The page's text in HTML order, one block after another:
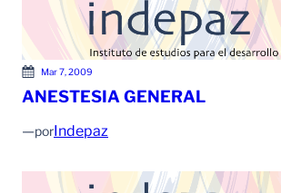
Mar 7, 2009
ANESTESIA GENERAL
—porIndepaz